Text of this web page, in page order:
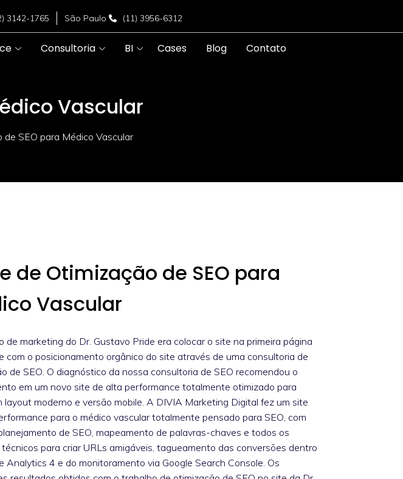
3142-1765 São Paulo (11) 3956-6312
Consultoria BI Cases Blog Contato
Vascular
de SEO para Médico Vascular
de Otimização de SEO para
Vascular
de marketing do Dr. Gustavo Pride era colocar o site na primeira página
com o posicionamento orgânico do site através de uma consultoria de
de SEO. O diagnóstico da nossa consultoria de SEO recomendou o
em um novo site de alta performance totalmente otimizado para
layout moderno e versão mobile. A DIVIA Marketing Digital fez um site
para o médico vascular totalmente pensado para SEO, com
de SEO, mapeamento de palavras-chaves e todos os
para criar URLs amigáveis, tagueamento das conversões dentro
Analytics 4 e do monitoramento via Google Search Console. Os